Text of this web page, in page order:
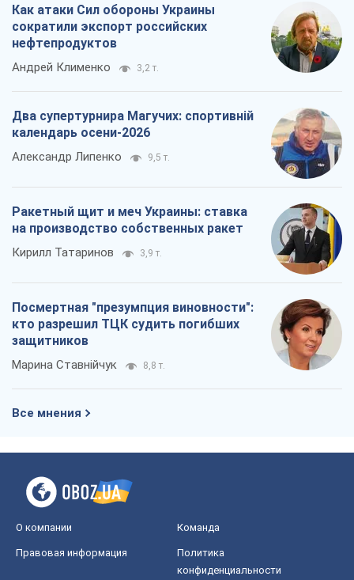
Как атаки Сил обороны Украины
сократили экспорт российских
нефтепродуктов
Андрей Клименко 3,2 т.
Два супертурнира Магучих: спортивній
календарь осени-2026
Александр Липенко 9,5 т.
Ракетный щит и меч Украины: ставка
на производство собственных ракет
Кирилл Татаринов 3,9 т.
Посмертная "презумпция виновности":
кто разрешил ТЦК судить погибших
защитников
Марина Ставнійчук 8,8 т.
Все мнения
О компании Команда
Правовая информация
Политика
конфиденциальности